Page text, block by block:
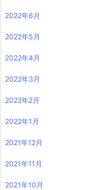
2022年6月
2022年5月
2022年4月
2022年3月
2022年2月
2022年1月
2021年12月
2021年11月
2021年10月